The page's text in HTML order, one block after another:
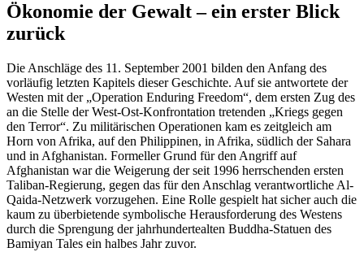
Ökonomie der Gewalt – ein erster Blick
zurück
Die Anschläge des 11. September 2001 bilden den Anfang des
vorläufig letzten Kapitels dieser Geschichte. Auf sie antwortete der
Westen mit der „Operation Enduring Freedom“, dem ersten Zug des
an die Stelle der West-Ost-Konfrontation tretenden „Kriegs gegen
den Terror“. Zu militärischen Operationen kam es zeitgleich am
Horn von Afrika, auf den Philippinen, in Afrika, südlich der Sahara
und in Afghanistan. Formeller Grund für den Angriff auf
Afghanistan war die Weigerung der seit 1996 herrschenden ersten
Taliban-Regierung, gegen das für den Anschlag verantwortliche Al-
Qaida-Netzwerk vorzugehen. Eine Rolle gespielt hat sicher auch die
kaum zu überbietende symbolische Herausforderung des Westens
durch die Sprengung der jahrhundertealten Buddha-Statuen des
Bamiyan Tales ein halbes Jahr zuvor.